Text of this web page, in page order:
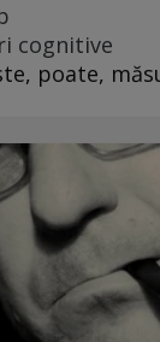
cognitive
poate,